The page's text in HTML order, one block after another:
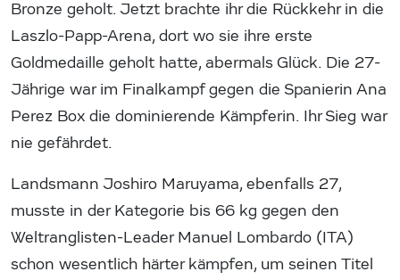
Bronze geholt. Jetzt brachte ihr die Rückkehr in die
Laszlo-Papp-Arena, dort wo sie ihre erste
Goldmedaille geholt hatte, abermals Glück. Die 27-
Jährige war im Finalkampf gegen die Spanierin Ana
Perez Box die dominierende Kämpferin. Ihr Sieg war
nie gefährdet.
Landsmann Joshiro Maruyama, ebenfalls 27,
musste in der Kategorie bis 66 kg gegen den
Weltranglisten-Leader Manuel Lombardo (ITA)
schon wesentlich härter kämpfen, um seinen Titel